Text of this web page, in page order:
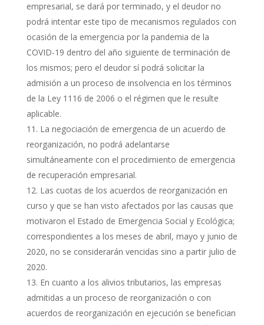
empresarial, se dará por terminado, y el deudor no
podrá intentar este tipo de mecanismos regulados con
ocasión de la emergencia por la pandemia de la
COVID-19 dentro del año siguiente de terminación de
los mismos; pero el deudor sí podrá solicitar la
admisión a un proceso de insolvencia en los términos
de la Ley 1116 de 2006 o el régimen que le resulte
aplicable.
La negociación de emergencia de un acuerdo de
reorganización, no podrá adelantarse
simultáneamente con el procedimiento de emergencia
de recuperación empresarial.
Las cuotas de los acuerdos de reorganización en
curso y que se han visto afectados por las causas que
motivaron el Estado de Emergencia Social y Ecológica;
correspondientes a los meses de abril, mayo y junio de
2020, no se considerarán vencidas sino a partir julio de
2020.
En cuanto a los alivios tributarios, las empresas
admitidas a un proceso de reorganización o con
acuerdos de reorganización en ejecución se benefician